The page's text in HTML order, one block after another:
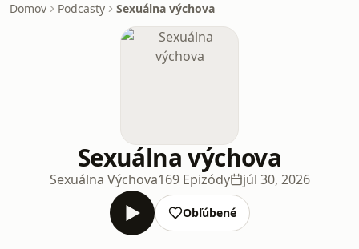
Domov Podcasty Sexuálna výchova
Sexuálna výchova
Sexuálna Výchova169 Epizódy júl 30, 2026
Obľúbené